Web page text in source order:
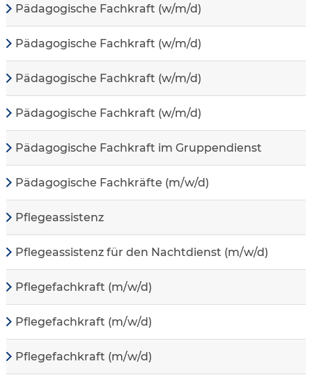
Pädagogische Fachkraft (w/m/d)
Pädagogische Fachkraft (w/m/d)
Pädagogische Fachkraft (w/m/d)
Pädagogische Fachkraft (w/m/d)
Pädagogische Fachkraft im Gruppendienst
Pädagogische Fachkräfte (m/w/d)
Pflegeassistenz
Pflegeassistenz für den Nachtdienst (m/w/d)
Pflegefachkraft (m/w/d)
Pflegefachkraft (m/w/d)
Pflegefachkraft (m/w/d)